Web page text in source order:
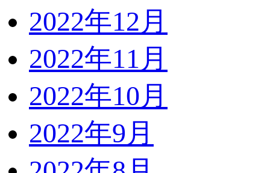
2022年12月
2022年11月
2022年10月
2022年9月